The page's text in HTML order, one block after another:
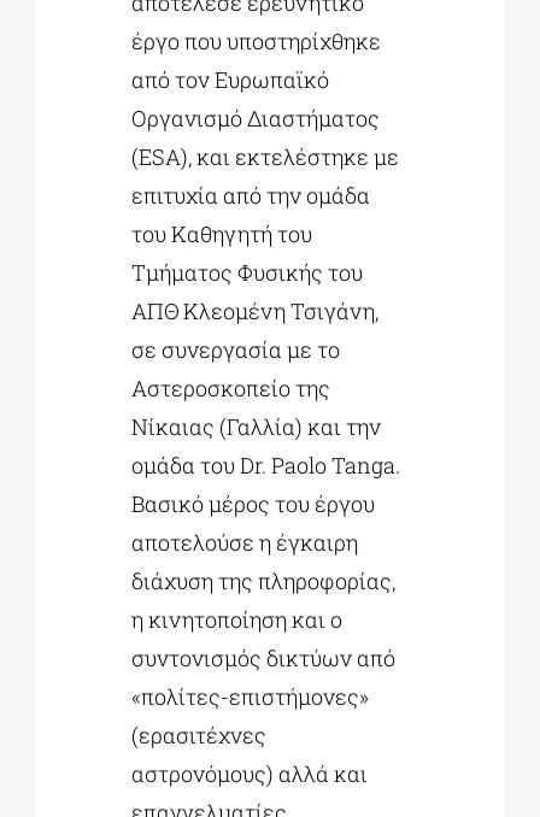
έργο που υποστηρίχθηκε
από τον Ευρωπαϊκό
Οργανισμό Διαστήματος
(ESA), και εκτελέστηκε με
επιτυχία από την ομάδα
του Καθηγητή του
Τμήματος Φυσικής του
ΑΠΘ Κλεομένη Τσιγάνη,
σε συνεργασία με το
Αστεροσκοπείο της
Νίκαιας (Γαλλία) και την
ομάδα του Dr. Paolo Tanga.
Βασικό μέρος του έργου
αποτελούσε η έγκαιρη
διάχυση της πληροφορίας,
η κινητοποίηση και ο
συντονισμός δικτύων από
«πολίτες-επιστήμονες»
(ερασιτέχνες
αστρονόμους) αλλά και